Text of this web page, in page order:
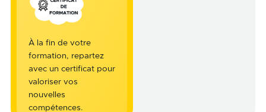
À la fin de votre
formation, repartez
avec un certificat pour
valoriser vos
nouvelles
compétences.